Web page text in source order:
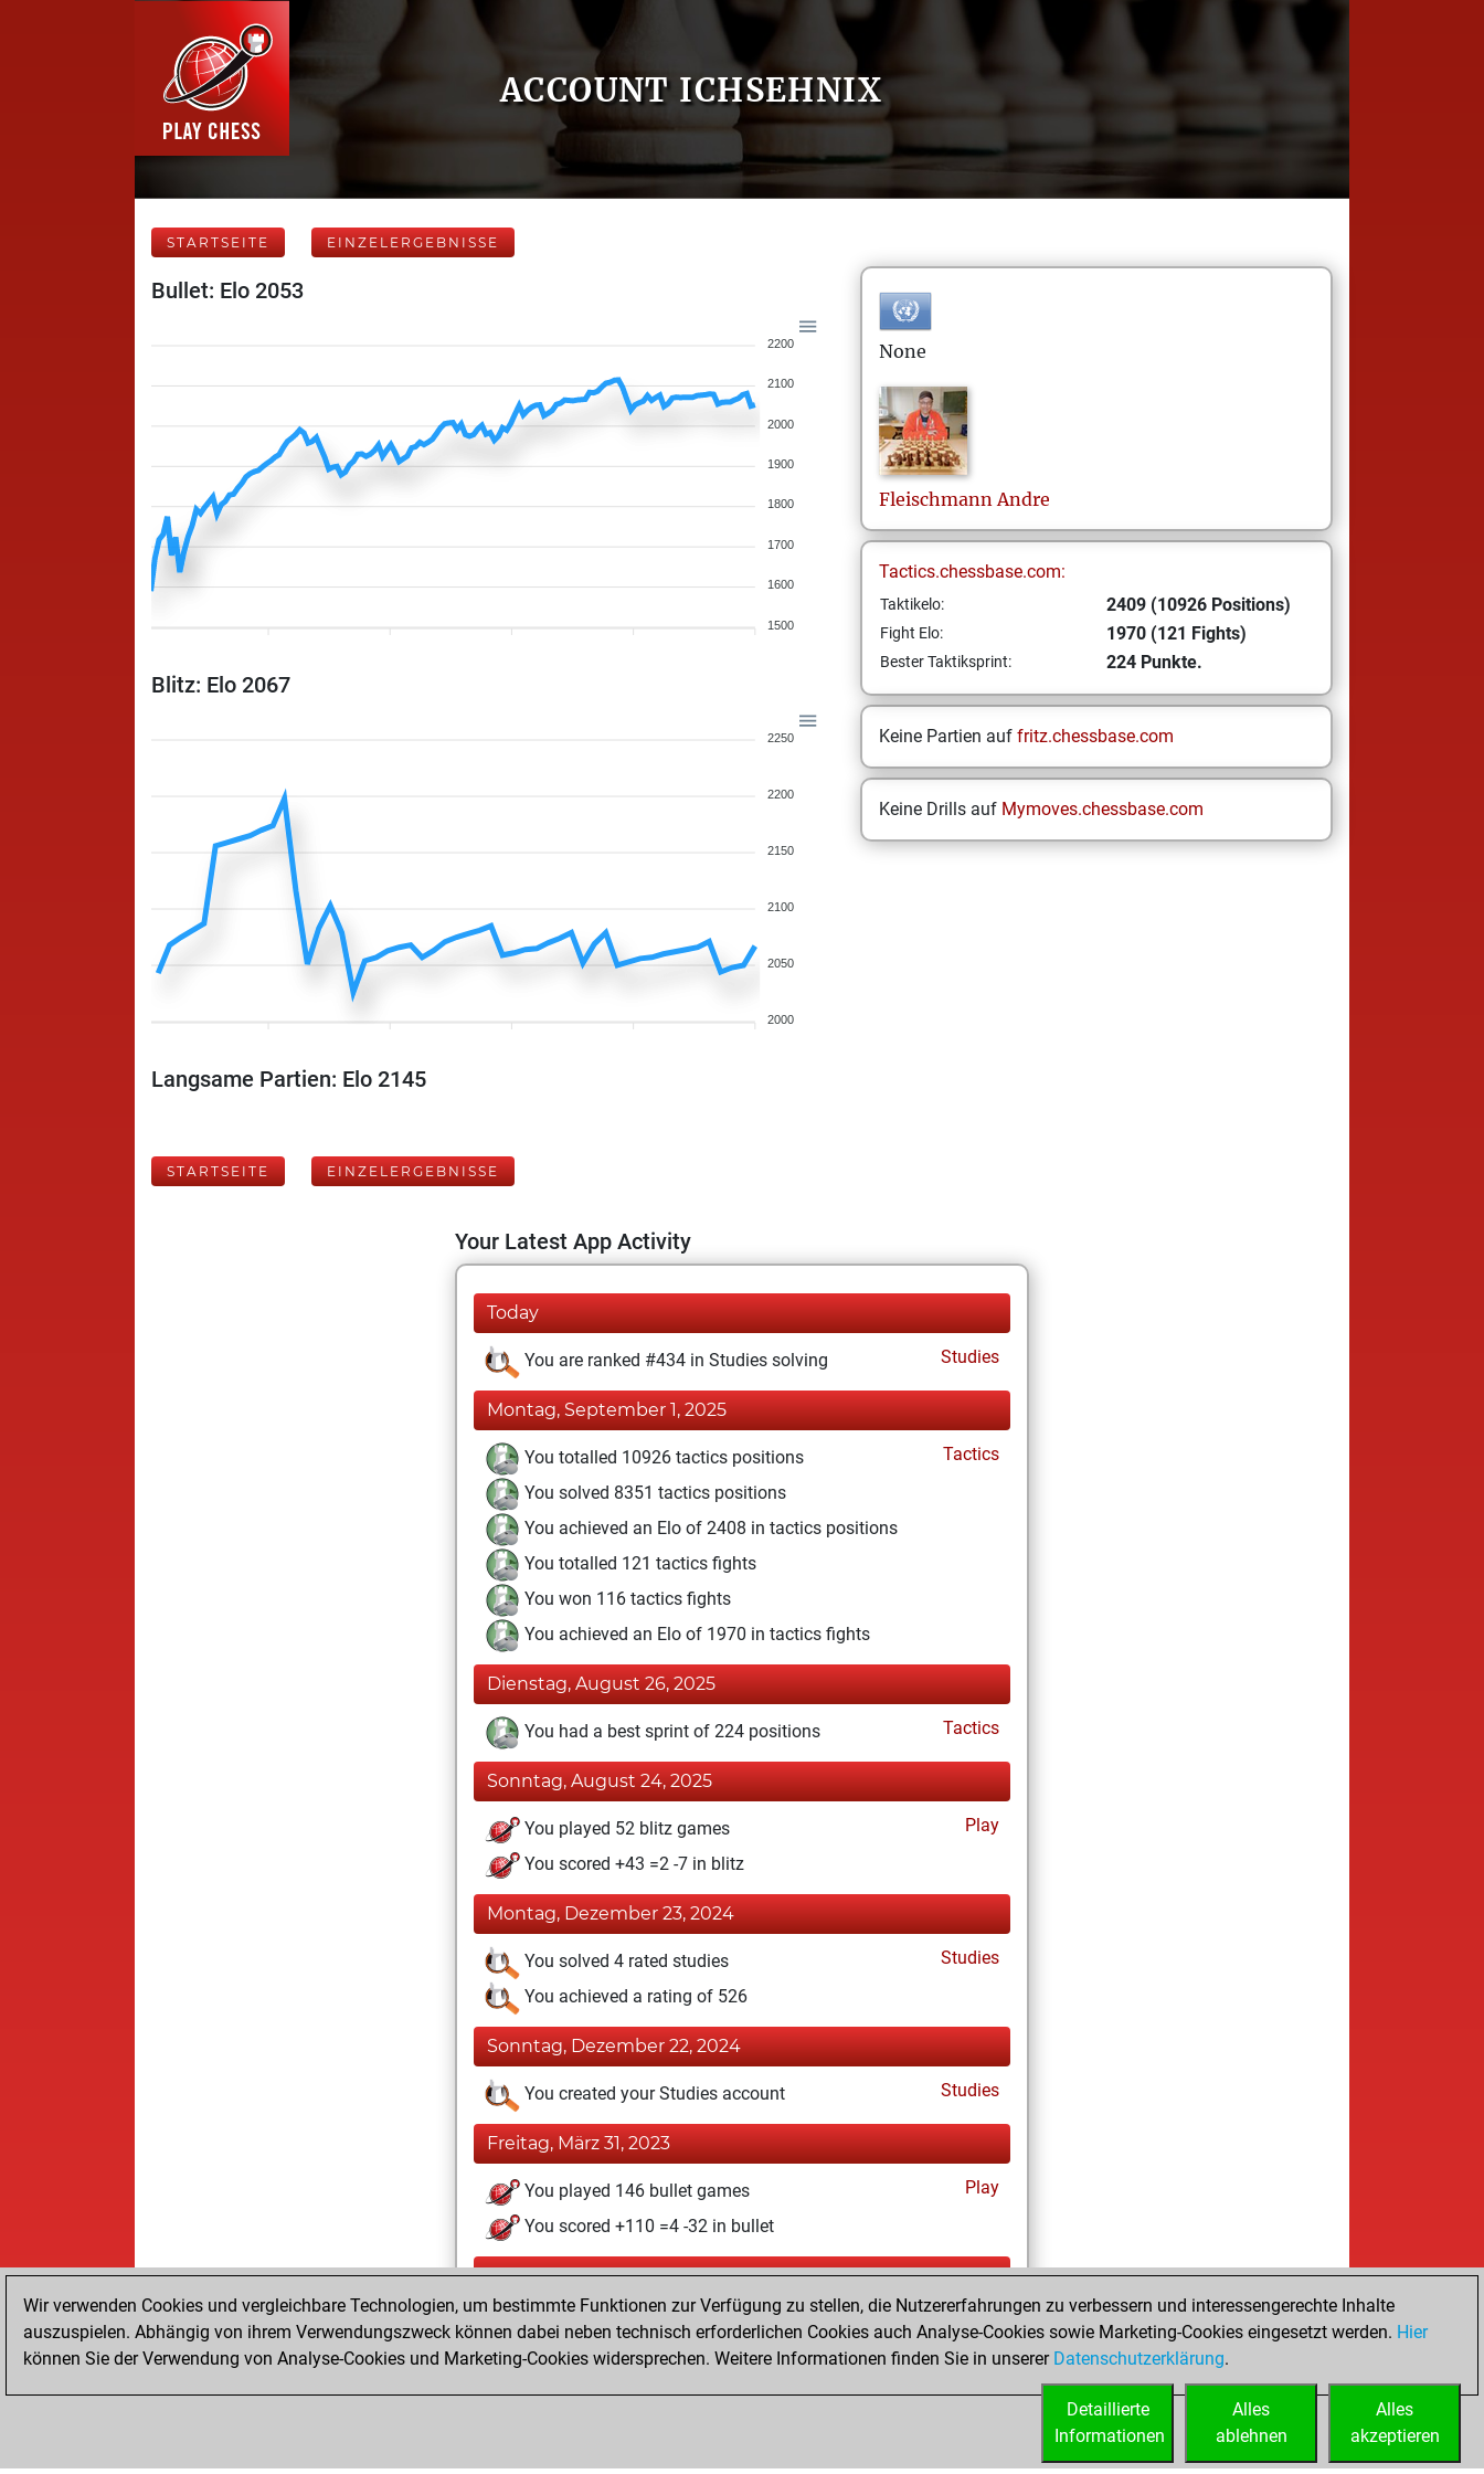
ACCOUNT ICHSEHNIX
STARTSEITE EINZELERGEBNISSE
Bullet: Elo 2053
2200
2100
2000
1900
1800
1700
1600
1500
Blitz: Elo 2067
2250
2200
2150
2100
2050
2000
Langsame Partien: Elo 2145
None
Fleischmann Andre
Tactics.chessbase.com:
Taktikelo: 2409 (10926 Positions)
Fight Elo: 1970 (121 Fights)
Bester Taktiksprint: 224 Punkte.
Keine Partien auf fritz.chessbase.com
Keine Drills auf Mymoves.chessbase.com
STARTSEITE EINZELERGEBNISSE
Your Latest App Activity
Today
You are ranked #434 in Studies solving Studies
Montag, September 1, 2025
You totalled 10926 tactics positions
Tactics
You solved 8351 tactics positions
You achieved an Elo of 2408 in tactics positions
You totalled 121 tactics fights
You won 116 tactics fights
You achieved an Elo of 1970 in tactics fights
Dienstag, August 26, 2025
You had a best sprint of 224 positions Tactics
Sonntag, August 24, 2025
You played 52 blitz games
Play
You scored +43 =2 -7 in blitz
Montag, Dezember 23, 2024
You solved 4 rated studies
Studies
You achieved a rating of 526
Sonntag, Dezember 22, 2024
You created your Studies account Studies
Freitag, März 31, 2023
You played 146 bullet games
Play
You scored +110 =4 -32 in bullet
Dienstag, Dezember 24, 2019
You played 26 slow games
Play
You scored +21 =2 -3 in slow games
Wir verwenden Cookies und vergleichbare Technologien, um bestimmte Funktionen zur Verfügung zu stellen, die Nutzererfahrungen zu verbessern und interessengerechte Inhalte
auszuspielen. Abhängig von ihrem Verwendungszweck können dabei neben technisch erforderlichen Cookies auch Analyse-Cookies sowie Marketing-Cookies eingesetzt werden. Hier
können Sie der Verwendung von Analyse-Cookies und Marketing-Cookies widersprechen. Weitere Informationen finden Sie in unserer Datenschutzerklärung.
Alles
akzeptieren
Alles
ablehnen
Detaillierte
Informationen